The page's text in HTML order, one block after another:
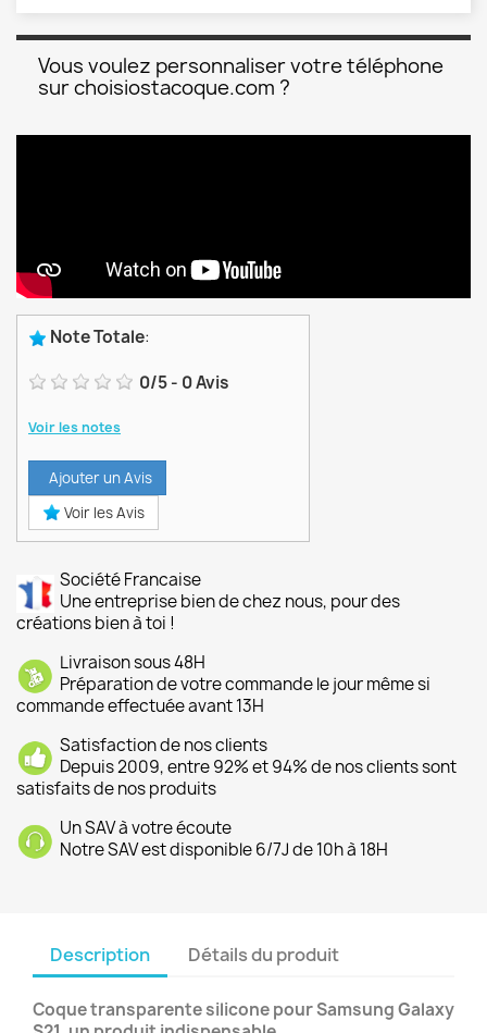
Vous voulez personnaliser votre téléphone
sur choisiostacoque.com ?
Note Totale:
0/5- 0Avis
Voir les notes
Ajouter un Avis
Voir les Avis
Société Francaise
Une entreprise bien de chez nous, pour des
créations bien à toi !
Livraison sous 48H
Préparation de votre commande le jour même si
commande effectuée avant 13H
Satisfaction de nos clients
Depuis 2009, entre 92% et 94% de nos clients sont
satisfaits de nos produits
Un SAV à votre écoute
Notre SAV est disponible 6/7J de 10h à 18H
Description Détails du produit
Coque transparente silicone pour Samsung Galaxy